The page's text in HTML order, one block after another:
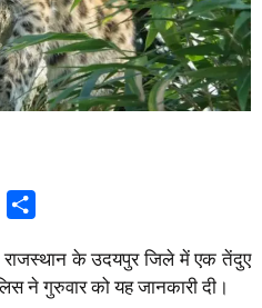
a
r
राजस्थान के उदयपुर जिले में एक तेंदुए
ने गुरुवार को यह जानकारी दी।